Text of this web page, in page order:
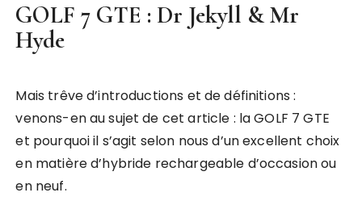
GOLF 7 GTE : Dr Jekyll & Mr
Hyde
Mais trêve d’introductions et de définitions :
venons-en au sujet de cet article : la GOLF 7 GTE
et pourquoi il s’agit selon nous d’un excellent choix
en matière d’hybride rechargeable d’occasion ou
en neuf.